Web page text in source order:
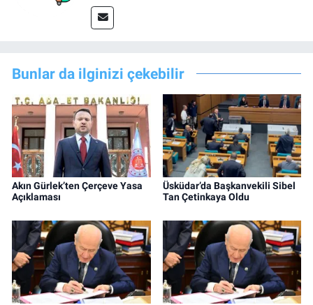
Bunlar da ilginizi çekebilir
Akın Gürlek’ten Çerçeve Yasa
Açıklaması
Üsküdar’da Başkanvekili Sibel
Tan Çetinkaya Oldu